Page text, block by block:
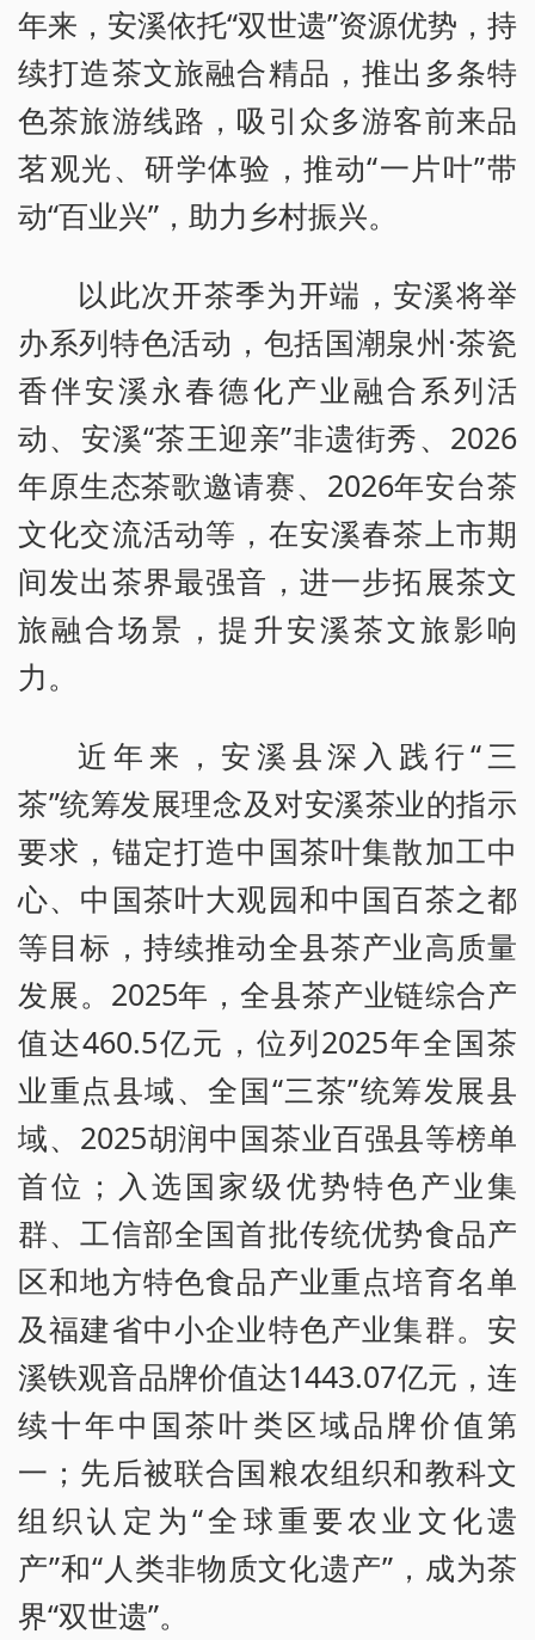
年来，安溪依托“双世遗”资源优势，持
续打造茶文旅融合精品，推出多条特
色茶旅游线路，吸引众多游客前来品
茗观光、研学体验，推动“一片叶”带
动“百业兴”，助力乡村振兴。
以此次开茶季为开端，安溪将举
办系列特色活动，包括国潮泉州·茶瓷
香伴安溪永春德化产业融合系列活
动、安溪“茶王迎亲”非遗街秀、2026
年原生态茶歌邀请赛、2026年安台茶
文化交流活动等，在安溪春茶上市期
间发出茶界最强音，进一步拓展茶文
旅融合场景，提升安溪茶文旅影响
力。
近年来，安溪县深入践行“三
茶”统筹发展理念及对安溪茶业的指示
要求，锚定打造中国茶叶集散加工中
心、中国茶叶大观园和中国百茶之都
等目标，持续推动全县茶产业高质量
发展。2025年，全县茶产业链综合产
值达460.5亿元，位列2025年全国茶
业重点县域、全国“三茶”统筹发展县
域、2025胡润中国茶业百强县等榜单
首位；入选国家级优势特色产业集
群、工信部全国首批传统优势食品产
区和地方特色食品产业重点培育名单
及福建省中小企业特色产业集群。安
溪铁观音品牌价值达1443.07亿元，连
续十年中国茶叶类区域品牌价值第
一；先后被联合国粮农组织和教科文
组织认定为“全球重要农业文化遗
产”和“人类非物质文化遗产”，成为茶
界“双世遗”。